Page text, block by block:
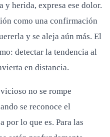
y herida, expresa ese dolor.
como una confirmación
y se aleja aún más. El
detectar la tendencia al
en distancia.
no se rompe
se reconoce el
por lo que es. Para las